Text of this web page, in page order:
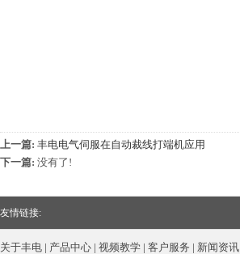
上一篇: 丰电电气伺服在自动裁线打端机应用
下一篇: 没有了!
友情链接:
关于丰电 | 产品中心 | 视频教学 | 客户服务 | 新闻资讯